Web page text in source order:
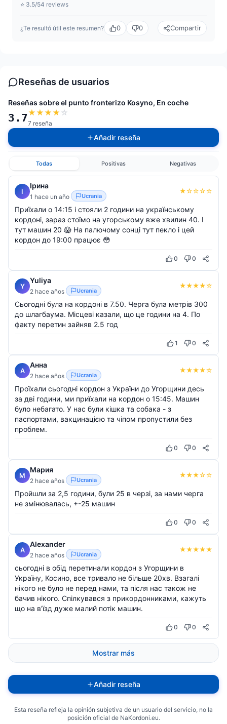
⭐ 3.5/54 reviews
¿Te resultó útil este resumen? 0 0 Compartir
Reseñas de usuarios
Reseñas sobre el punto fronterizo Kosyno, En coche
3.7★★★★ ☆
7 reseña
Añadir reseña
Todas Positivas Negativas
І
Ірина
1 hace un año Ucrania
★☆☆☆☆
Приїхали о 14:15 і стояли 2 години на українському
кордоні, зараз стоїмо на угорському вже хвилин 40. І
тут машин 20 😱 На палючому сонці тут пекло і цей
кордон до 19:00 працює 😳
0 0
Y
Yuliya
2 hace años Ucrania
★★★★☆
Сьогодні була на кордоні в 7.50. Черга була метрів 300
до шлагбаума. Місцеві казали, що це години на 4. По
факту перетин зайняв 2.5 год
1 0
А
Анна
2 hace años Ucrania
★★★★☆
Проїхали сьогодні кордон з України до Угорщини десь
за дві години, ми приїхали на кордон о 15:45. Машин
було небагато. У нас були кішка та собака - з
паспортами, вакцинацією та чіпом пропустили без
проблем.
0 0
М
Мария
2 hace años Ucrania
★★★☆☆
Пройшли за 2,5 години, були 25 в черзі, за нами черга
не змінювалась, +-25 машин
0 0
A
Alexander
2 hace años Ucrania
★★★★★
сьогодні в обід перетинали кордон з Угорщини в
Україну, Косино, все тривало не більше 20хв. Взагалі
нікого не було не перед нами, та після нас також не
бачив нікого. Спілкувався з прикордонниками, кажуть
що на в'їзд дуже малий потік машин.
0 0
Mostrar más
Añadir reseña
Esta reseña refleja la opinión subjetiva de un usuario del servicio, no la
posición oficial de NaKordoni.eu.